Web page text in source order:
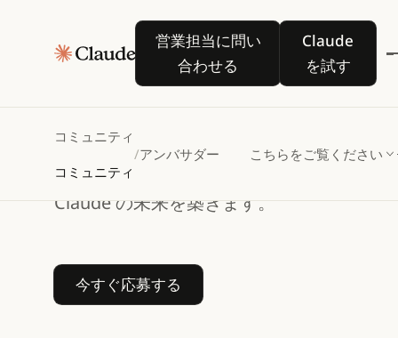
営業担当に問い
合わせる
営業担当に問い合わせる
Claude
を試す
Claude を
コミュニティ
コミュニティ
/アンバサダー こちらをご覧ください
Claude
Community
お住まいの地域で Claude コミュニティを
ベントを主催し、ビルダーのコミュニテ
Claude の未来を築きます。
今すぐ応募する
今すぐ応募する